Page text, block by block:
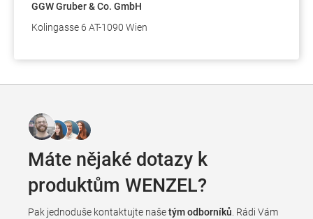
GGW Gruber & Co. GmbH
Kolingasse 6 AT-1090 Wien
Máte nějaké dotazy k
produktům WENZEL?
Pak jednoduše kontaktujte našetým odborníků . Rádi Vám